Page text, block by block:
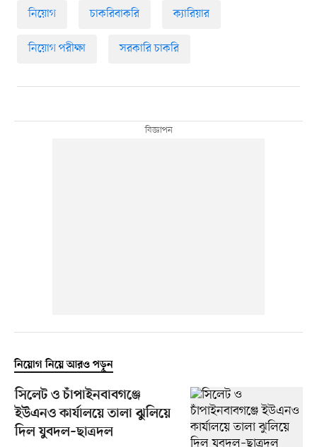
নিয়োগ চাকরিবাকরি ক্যারিয়ার
নিয়োগ পরীক্ষা সরকারি চাকরি
নিয়োগ নিয়ে আরও পড়ুন
সিলেট ও চাঁপাইনবাবগঞ্জে
ইউএনও কার্যালয়ে তালা ঝুলিয়ে
দিল যুবদল–ছাত্রদল